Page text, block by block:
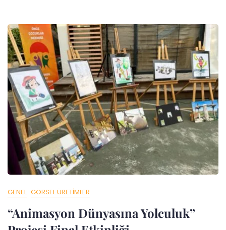
GENEL GÖRSEL ÜRETIMLER
“Animasyon Dünyasına Yolculuk”